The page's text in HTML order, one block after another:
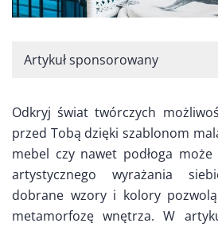
Artykuł sponsorowany
Odkryj świat twórczych
przed Tobą dzięki szablonom
mebel czy nawet podłoga
artystycznego wyrażania
dobrane wzory i kolory
metamorfozę wnętrza. W